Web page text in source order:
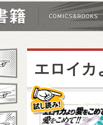
エロイカ
試し読み！